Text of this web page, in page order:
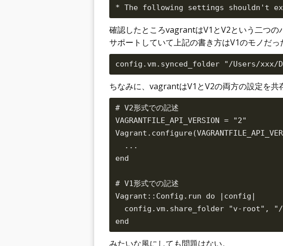
確認したところvagrantはV1とV2という二つの
サポートしていて上記の書き方はV1のモノだっ
ちなみに、vagrantはV1とV2の両方の設定を共
# V2形式での記述
VAGRANTFILE_API_VERSION = "2"
  ...
end
# V1形式での記述
Vagrant::Config.run do |config|
config.vm.share_folder "v-root",
みたいな風にしても問題はない。